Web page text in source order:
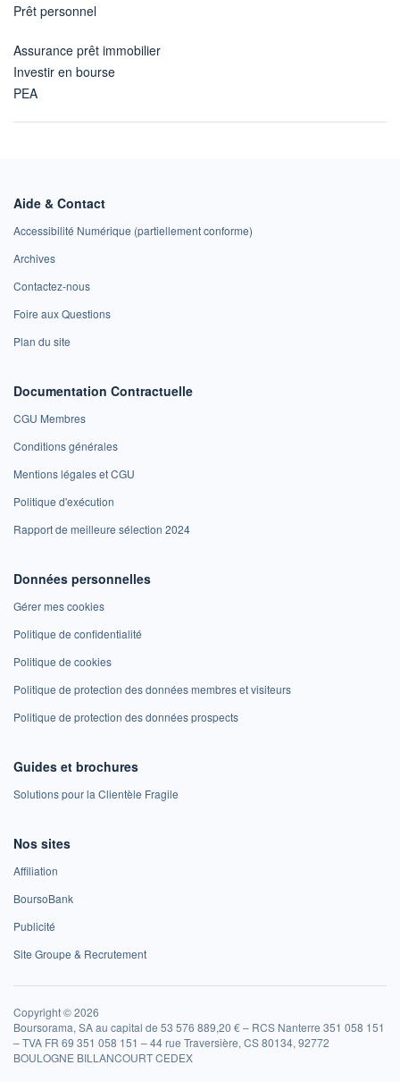
Prêt personnel
Assurance prêt immobilier
Investir en bourse
PEA
Aide & Contact
Accessibilité Numérique (partiellement conforme)
Archives
Contactez-nous
Foire aux Questions
Plan du site
Documentation Contractuelle
CGU Membres
Conditions générales
Mentions légales et CGU
Politique d'exécution
Rapport de meilleure sélection 2024
Données personnelles
Gérer mes cookies
Politique de confidentialité
Politique de cookies
Politique de protection des données membres et visiteurs
Politique de protection des données prospects
Guides et brochures
Solutions pour la Clientèle Fragile
Nos sites
Affiliation
BoursoBank
Publicité
Site Groupe & Recrutement
Copyright © 2026
Boursorama, SA au capital de 53 576 889,20 € – RCS Nanterre 351 058 151
– TVA FR 69 351 058 151 – 44 rue Traversière, CS 80134, 92772
BOULOGNE BILLANCOURT CEDEX